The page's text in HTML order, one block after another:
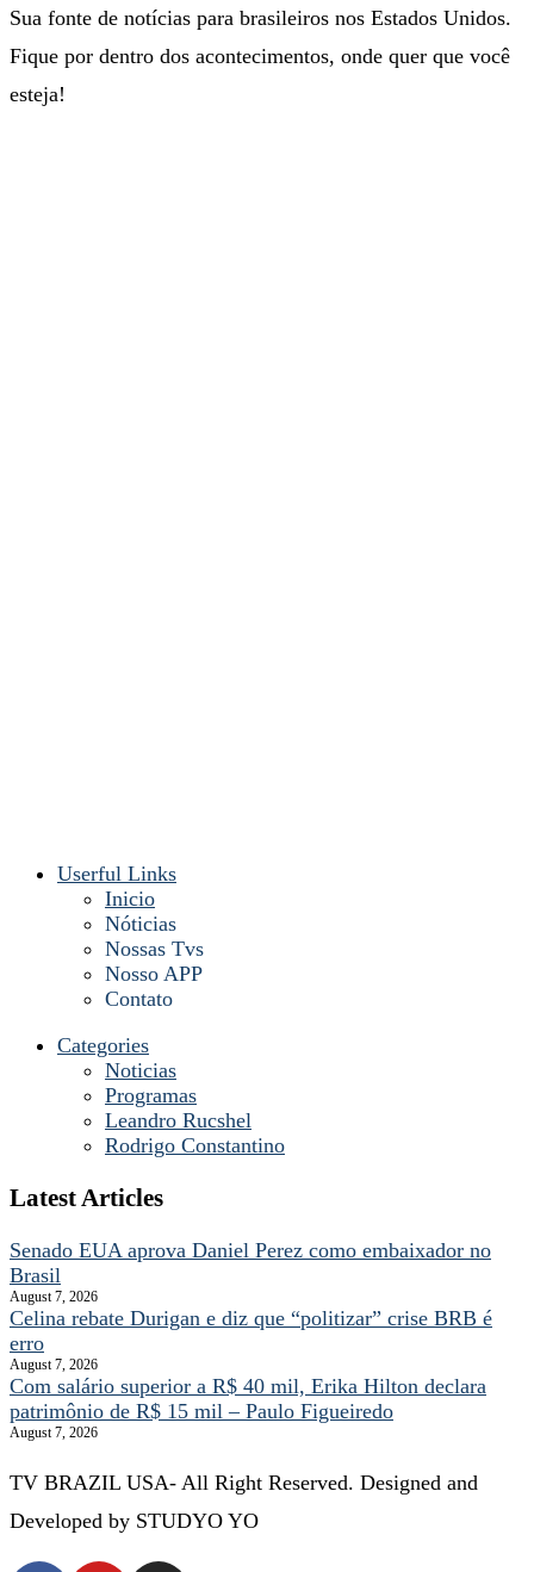
Sua fonte de notícias para brasileiros nos Estados Unidos.
Fique por dentro dos acontecimentos, onde quer que você
esteja!
Userful Links
Inicio
Nóticias
Nossas Tvs
Nosso APP
Contato
Categories
Noticias
Programas
Leandro Rucshel
Rodrigo Constantino
Latest Articles
Senado EUA aprova Daniel Perez como embaixador no
Brasil
August 7, 2026
Celina rebate Durigan e diz que “politizar” crise BRB é
erro
August 7, 2026
Com salário superior a R$ 40 mil, Erika Hilton declara
patrimônio de R$ 15 mil – Paulo Figueiredo
August 7, 2026
TV BRAZIL USA- All Right Reserved. Designed and
Developed by STUDYO YO